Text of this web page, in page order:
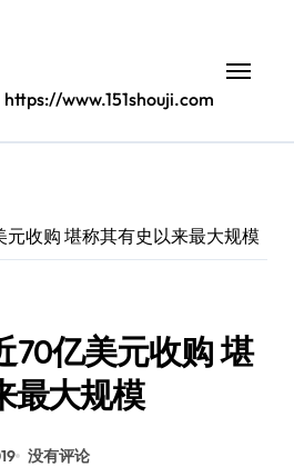
www.151shouji.com
收购 堪称其有史以来最大规模
70亿美元收购 堪
最大规模
没有评论